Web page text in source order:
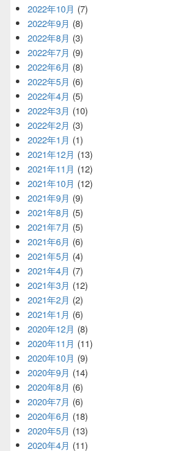
2022年10月 (7)
2022年9月 (8)
2022年8月 (3)
2022年7月 (9)
2022年6月 (8)
2022年5月 (6)
2022年4月 (5)
2022年3月 (10)
2022年2月 (3)
2022年1月 (1)
2021年12月 (13)
2021年11月 (12)
2021年10月 (12)
2021年9月 (9)
2021年8月 (5)
2021年7月 (5)
2021年6月 (6)
2021年5月 (4)
2021年4月 (7)
2021年3月 (12)
2021年2月 (2)
2021年1月 (6)
2020年12月 (8)
2020年11月 (11)
2020年10月 (9)
2020年9月 (14)
2020年8月 (6)
2020年7月 (6)
2020年6月 (18)
2020年5月 (13)
2020年4月 (11)